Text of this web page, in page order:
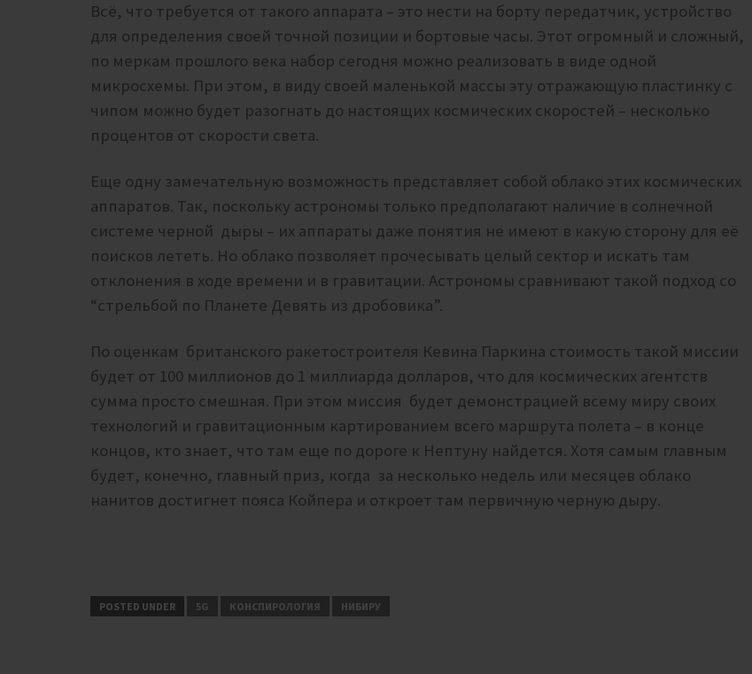
Всё, что требуется от такого аппарата – это нести на борту передатчик, устройство
для определения своей точной позиции и бортовые часы. Этот огромный и сложный,
по меркам прошлого века набор сегодня можно реализовать в виде одной
микросхемы. При этом, в виду своей маленькой массы эту отражающую пластинку с
чипом можно будет разогнать до настоящих космических скоростей – несколько
процентов от скорости света.
Еще одну замечательную возможность представляет собой облако этих космических
аппаратов. Так, поскольку астрономы только предполагают наличие в солнечной
системе черной дыры – их аппараты даже понятия не имеют в какую сторону для её
поисков лететь. Но облако позволяет прочесывать целый сектор и искать там
отклонения в ходе времени и в гравитации. Астрономы сравнивают такой подход со
“стрельбой по Планете Девять из дробовика”.
По оценкам британского ракетостроителя Кевина Паркина стоимость такой миссии
будет от 100 миллионов до 1 миллиарда долларов, что для космических агентств
сумма просто смешная. При этом миссия будет демонстрацией всему миру своих
технологий и гравитационным картированием всего маршрута полета – в конце
концов, кто знает, что там еще по дороге к Нептуну найдется. Хотя самым главным
будет, конечно, главный приз, когда за несколько недель или месяцев облако
нанитов достигнет пояса Койпера и откроет там первичную черную дыру.
POSTED UNDER 5G КОНСПИРОЛОГИЯ НИБИРУ